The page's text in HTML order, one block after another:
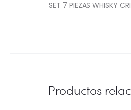
SET 7 PIEZAS WHISKY
Productos